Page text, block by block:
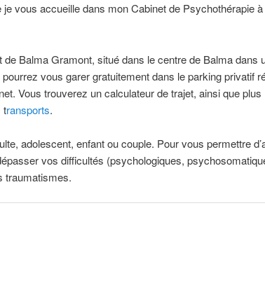
je vous accueille dans mon Cabinet de Psychothérapie
de Balma Gramont, situé dans le centre de Balma dans
vous garer gratuitement dans le parking privatif
Vous trouverez un calculateur de trajet, ainsi que plus
transports.
adolescent, enfant ou couple. Pour vous permettre
vos difficultés (psychologiques,
traumatismes.